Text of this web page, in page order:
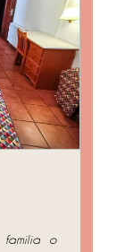
toque
o